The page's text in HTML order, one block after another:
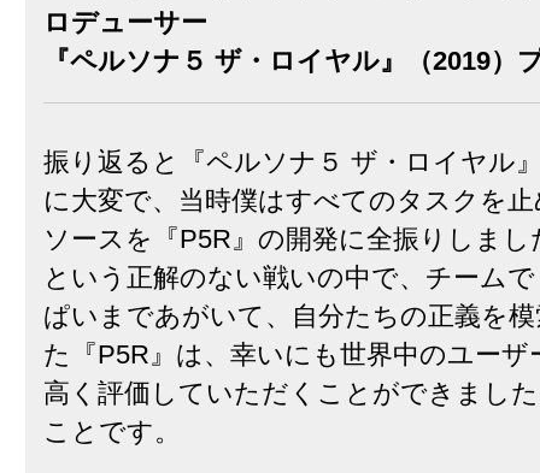
ロデューサー
『ペルソナ５ ザ・ロイヤル』（2019）
振り返ると『ペルソナ５ ザ・ロイヤル
に大変で、当時僕はすべてのタスクを
ソースを『P5R』の開発に全振りしま
という正解のない戦いの中で、チーム
ぱいまであがいて、自分たちの正義を
た『P5R』は、幸いにも世界中のユー
高く評価していただくことができまし
ことです。